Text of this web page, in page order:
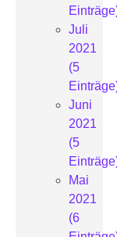
Juli
2021
(5
Juni
2021
(5
Mai
2021
(6